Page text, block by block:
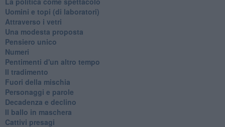
Uomini e topi (di laboratori)
Attraverso i vetri
Una modesta proposta
Pensiero unico
Numeri
Pentimenti d'un altro tempo
Il tradimento
Fuori della mischia
Personaggi e parole
Decadenza e declino
Il ballo in maschera
Cattivi presagi